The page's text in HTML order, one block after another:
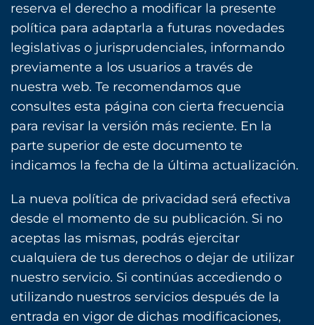
reserva el derecho a modificar la presente
política para adaptarla a futuras novedades
legislativas o jurisprudenciales, informando
previamente a los usuarios a través de
nuestra web. Te recomendamos que
consultes esta página con cierta frecuencia
para revisar la versión más reciente. En la
parte superior de este documento te
indicamos la fecha de la última actualización.
La nueva política de privacidad será efectiva
desde el momento de su publicación. Si no
aceptas las mismas, podrás ejercitar
cualquiera de tus derechos o dejar de utilizar
nuestro servicio. Si continúas accediendo o
utilizando nuestros servicios después de la
entrada en vigor de dichas modificaciones,